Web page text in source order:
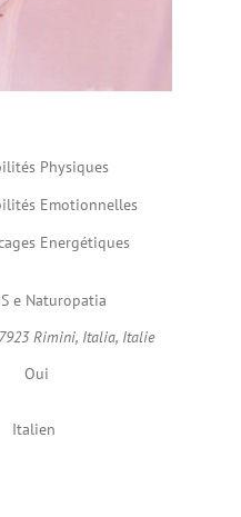
Physiques
Emotionnelles
Energétiques
e Naturopatia
Rimini, Italia, Italie
Oui
Italien